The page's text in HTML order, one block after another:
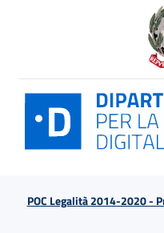
POC Legalità 2014-2020 -